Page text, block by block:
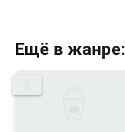
Ещё в жанре: